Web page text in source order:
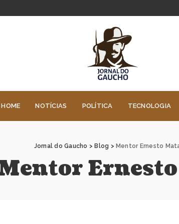
HOME NOTÍCIAS POLÍTICA TECNOLOGIA
Jornal do Gaucho > Blog > Mentor Ernesto